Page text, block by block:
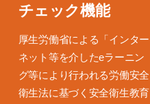
チェック機能
厚生労働省による「インター
ネット等を介したeラーニン
グ等により行われる労働安全
衛生法に基づく安全衛生教育